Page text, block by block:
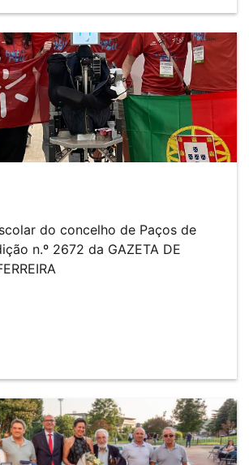
do concelho de Paços de
n.º 2672 da GAZETA DE